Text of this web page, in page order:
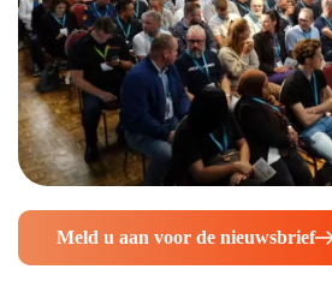
Meld u aan voor de nieuwsbrief